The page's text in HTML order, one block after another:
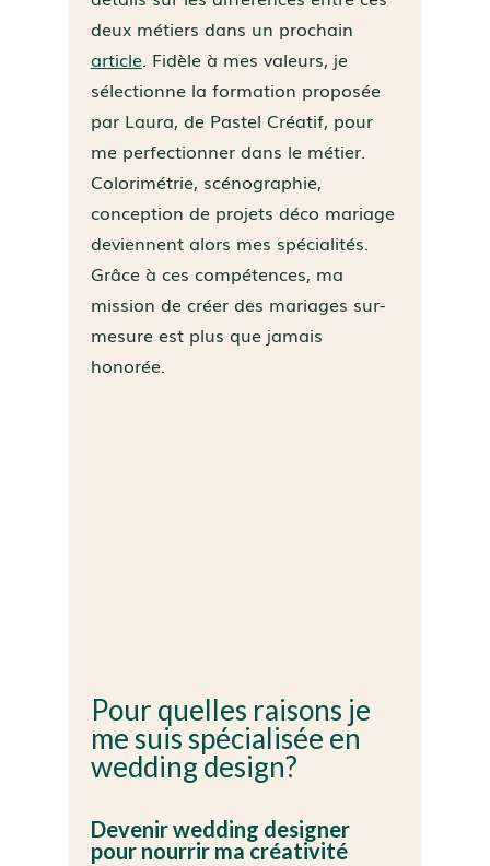
deux métiers dans un prochain
article. Fidèle à mes valeurs, je
sélectionne la formation proposée
par Laura, de Pastel Créatif, pour
me perfectionner dans le métier.
Colorimétrie, scénographie,
conception de projets déco mariage
deviennent alors mes spécialités.
Grâce à ces compétences, ma
mission de créer des mariages sur-
mesure est plus que jamais
honorée.
Pour quelles raisons je
me suis spécialisée en
wedding design?
Devenir wedding designer
pour nourrir ma créativité